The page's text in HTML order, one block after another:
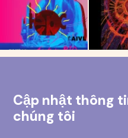
Cập nhật thông
chúng tôi